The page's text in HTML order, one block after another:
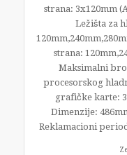
strana: 3x120mm
Ležišta za
strana:
Maksimalni
procesorskog
grafičke karte:
Dimenzije:
Reklamacioni